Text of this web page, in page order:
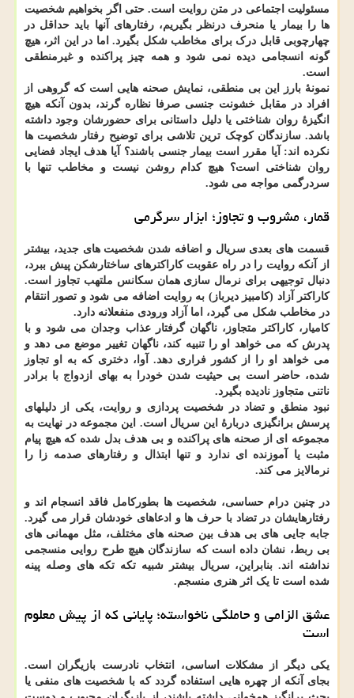
مسئولیت اجتماعی در متن روایت است. حتی اگر بخواهیم شخصیت
ها را بیمار یا منحرف درنظر بگیریم، رفتارهای آنها باید حداقل در
چهارچوبی قابل درک برای مخاطب شکل بگیرد. اما در این اثر، هیچ
گونه انسجامی دیده نمی شود و همه چیز پراکنده و غیرمنطقی
است.
نمونهٔ بارز این بی منطقی، نمایش صحنه هایی است که گروهی از
افراد در مقابل خشونت جنسی صرفا نظاره گرند، بدون آنکه هیچ
انگیزهٔ روان شناختی یا دلیل داستانی برای حضورشان وجود داشته
باشد. سازندگان کوچک ترین تلاشی برای توضیح رفتار شخصیت ها
نکرده اند: آیا مقرر است بیمار جنسی باشند؟ آیا هدف ایجاد فضایی
روان شناختی است؟ هیچ کدام روشن نیست و مخاطب تنها با
سردرگمی مواجه می شود.
قمار، مشروب و تجاوز؛ ابزار سرگرمی
قسمت های بعدی سریال و اضافه شدن شخصیت های جدید، بیشتر
از آنکه روایت را در راه عقوبت کاراکترهای ساختارشکن پیش ببرد،
دنبال توجیهی برای نرمال سازی همان سکانس ملتهب تجاوز است.
کاراکتر آزاد (کامبیز دیرباز) به روایت اضافه می شود و تصور انتقام
در مخاطب شکل می گیرد، اما آزاد ورودی منفعلانه دارد.
کامیار، کاراکتر متجاوز، ناگهان گرفتار عذاب وجدان می شود و با
پدرش که می خواهد او را تنبیه کند، ناگهان تغییر موضع می دهد و
می خواهد او را از کشور فراری دهد. آوا، دختری که به او تجاوز
شده، حاضر است بی حیثیت شدن خودرا به بهای ازدواج با برادر
ناتنی متجاوز نادیده بگیرد.
نبود منطق و تضاد در شخصیت پردازی و روایت، یکی از دلیلهای
پرسش برانگیزی دربارهٔ این سریال است. این مجموعه در نهایت به
مجموعه ای از صحنه های پراکنده و بی هدف بدل شده که هیچ پیام
مثبت یا آموزنده ای ندارد و تنها ابتذال و رفتارهای صدمه زا را
نرمالایز می کند.
در چنین درام حساسی، شخصیت ها بطورکامل فاقد انسجام اند و
رفتارهایشان در تضاد با حرف ها و ادعاهای خودشان قرار می گیرد.
جابه جایی های بی هدف بین صحنه های مختلف، مثل مهمانی های
بی ربط، نشان داده است که سازندگان هیچ طرح روایی منسجمی
نداشته اند. بنابراین، سریال بیشتر شبیه تکه تکه های وصله پینه
شده است تا یک اثر هنری منسجم.
عشق الزامی و حاملگی ناخواسته؛ پایانی که از پیش معلوم
است
یکی دیگر از مشکلات اساسی، انتخاب نادرست بازیگران است.
بجای آنکه از چهره هایی استفاده گردد که با شخصیت های منفی یا